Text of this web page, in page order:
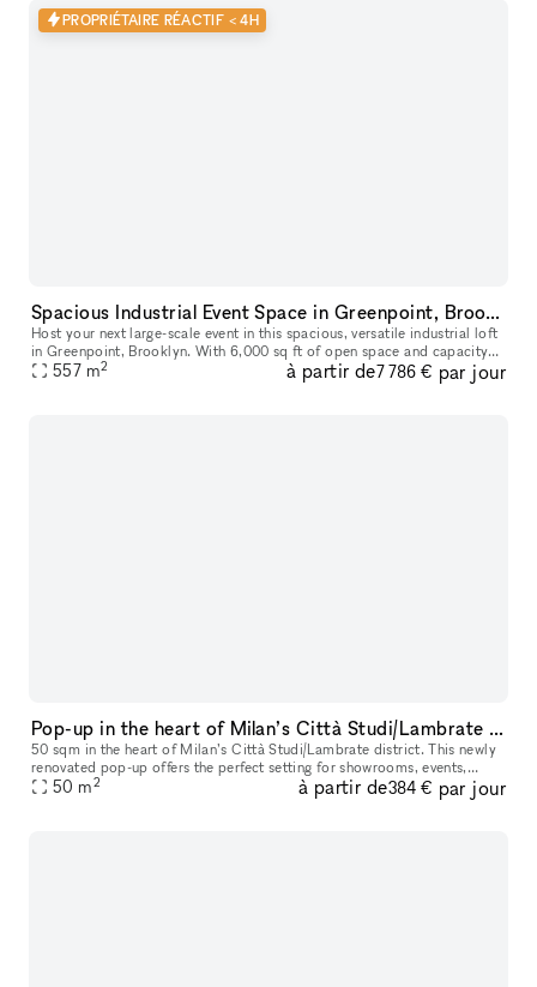
PROPRIÉTAIRE RÉACTIF < 4H
Spacious Industrial Event Space in Greenpoint, Brooklyn
Host your next large-scale event in this spacious, versatile industrial loft
in Greenpoint, Brooklyn. With 6,000 sq ft of open space and capacity
for up to 400 guests, this venue is ideal for expos,
557 m2 à partir de7 786 € par jour
Pop-up in the heart of Milan’s Città Studi/Lambrate district
50 sqm in the heart of Milan’s Città Studi/Lambrate district. This newly
renovated pop-up offers the perfect setting for showrooms, events,
business meetings, and more, with the flexibility to host
50 m2 à partir de384 € par jour